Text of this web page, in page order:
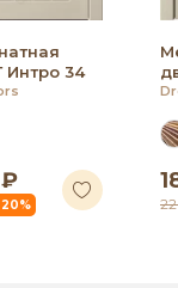
Интро 34
₽
20%